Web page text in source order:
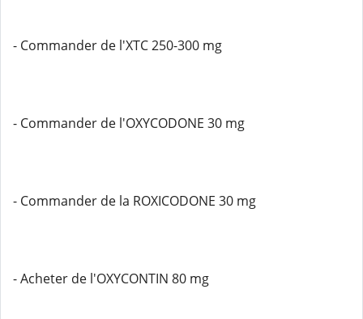
- Commander de l'XTC 250-300 mg
- Commander de l'OXYCODONE 30 mg
- Commander de la ROXICODONE 30 mg
- Acheter de l'OXYCONTIN 80 mg